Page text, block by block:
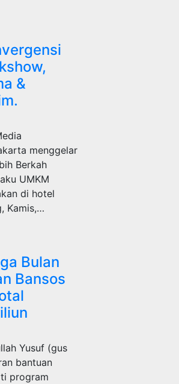
&
menggelar
Berkah
UMKM
di hotel
Kamis,…
Bulan
Bansos
Yusuf (gus
bantuan
program